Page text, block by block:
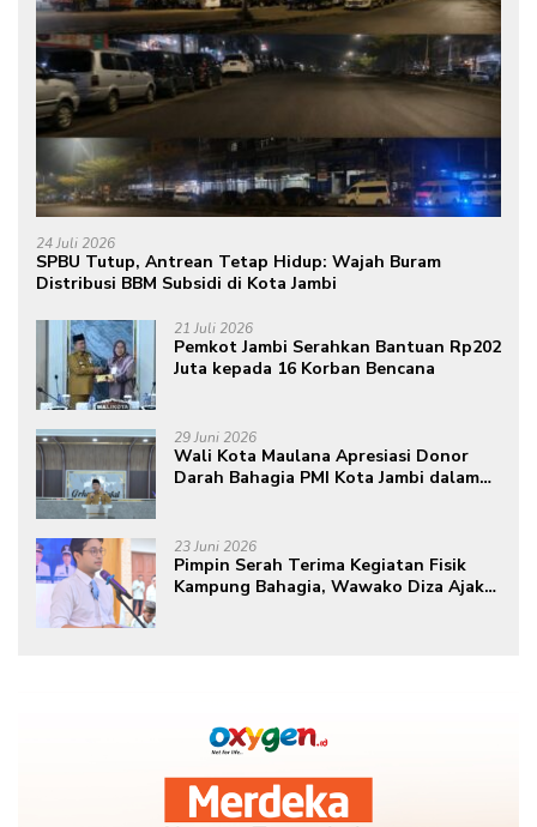
24 Juli 2026
SPBU Tutup, Antrean Tetap Hidup: Wajah Buram
Distribusi BBM Subsidi di Kota Jambi
21 Juli 2026
Pemkot Jambi Serahkan Bantuan Rp202
Juta kepada 16 Korban Bencana
29 Juni 2026
Wali Kota Maulana Apresiasi Donor
Darah Bahagia PMI Kota Jambi dalam
23 Juni 2026
Pimpin Serah Terima Kegiatan Fisik
Kampung Bahagia, Wawako Diza Ajak